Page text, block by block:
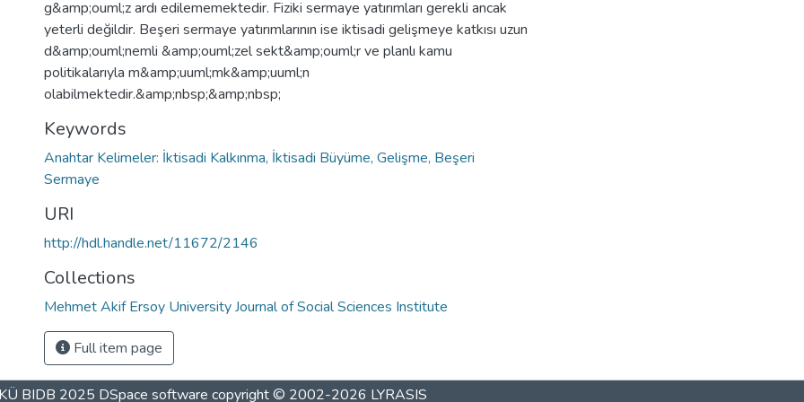
g&amp;ouml;z ardı edilememektedir. Fiziki sermaye yatırımları gerekli ancak
yeterli değildir. Beşeri sermaye yatırımlarının ise iktisadi gelişmeye katkısı uzun
d&amp;ouml;nemli &amp;ouml;zel sekt&amp;ouml;r ve planlı kamu
politikalarıyla m&amp;uuml;mk&amp;uuml;n
olabilmektedir.&amp;nbsp;&amp;nbsp;
Keywords
Anahtar Kelimeler: İktisadi Kalkınma, İktisadi Büyüme, Gelişme, Beşeri
Sermaye
URI
http://hdl.handle.net/11672/2146
Collections
Mehmet Akif Ersoy University Journal of Social Sciences Institute
Full item page
BIDB 2025 DSpace software copyright © 2002-2026 LYRASIS